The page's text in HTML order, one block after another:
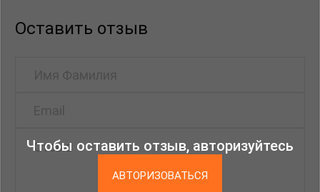
Чтобы оставить отзыв, авторизуйтесь
АВТОРИЗОВАТЬСЯ
Оставить отзыв